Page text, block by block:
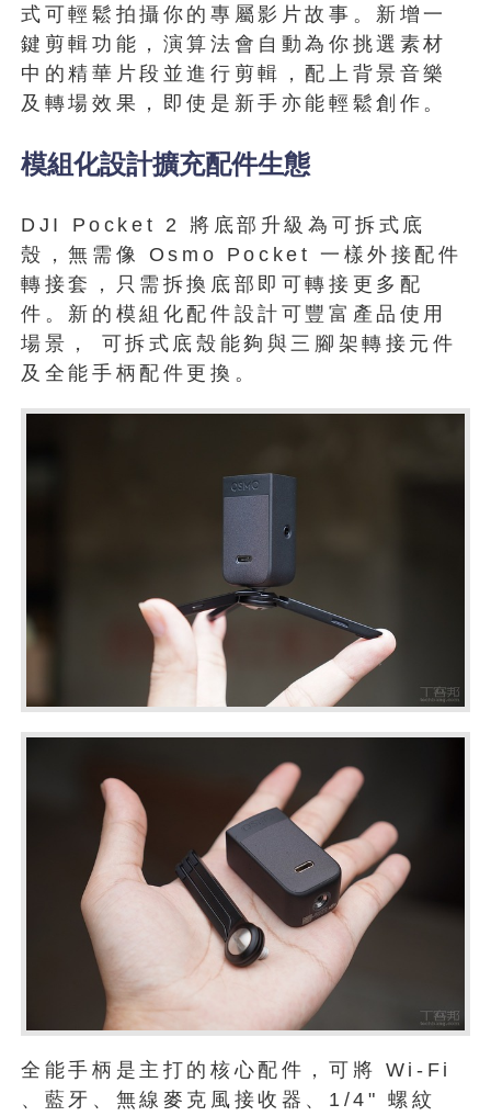
式可輕鬆拍攝你的專屬影片故事。新增一
鍵剪輯功能，演算法會自動為你挑選素材
中的精華片段並進行剪輯，配上背景音樂
及轉場效果，即使是新手亦能輕鬆創作。
模組化設計擴充配件生態
DJI Pocket 2 將底部升級為可拆式底
殼，無需像 Osmo Pocket 一樣外接配件
轉接套，只需拆換底部即可轉接更多配
件。新的模組化配件設計可豐富產品使用
場景， 可拆式底殼能夠與三腳架轉接元件
及全能手柄配件更換。
全能手柄是主打的核心配件，可將 Wi-Fi
、藍牙、無線麥克風接收器、1/4" 螺紋